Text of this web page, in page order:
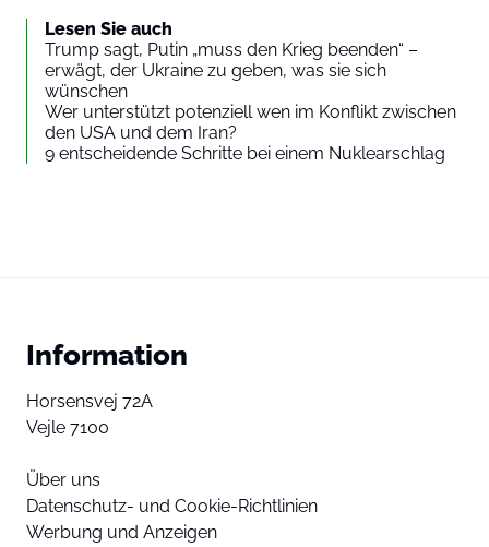
Lesen Sie auch
Trump sagt, Putin „muss den Krieg beenden“ –
erwägt, der Ukraine zu geben, was sie sich
wünschen
Wer unterstützt potenziell wen im Konflikt zwischen
den USA und dem Iran?
9 entscheidende Schritte bei einem Nuklearschlag
Information
Horsensvej 72A
Vejle 7100
Über uns
Datenschutz- und Cookie-Richtlinien
Werbung und Anzeigen